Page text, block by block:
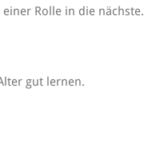
Rolle in die nächste.
gut lernen.